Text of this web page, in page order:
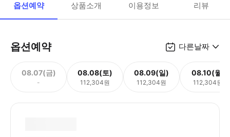
옵션예약 상품소개 이용정보 리뷰
옵션예약 다른날짜
08.07(금)
-
08.08(토)
112,304원
08.09(일)
112,304원
08.10(월)
112,304원